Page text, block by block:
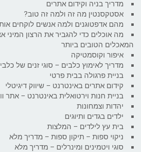
מדריך בניה וקידום אתרים
אסטקסנטין מה זה ולמה זה טוב?
מהם אדפטוגנים ולמה אנשים לוקחים
המאכלים הטובים ביותר
איפור וקוסמטיקה
מדריך לאימוץ כלבים – סוגי זנים של
בניית פרגולה בבית פרטי
קידום אתרים באינטרנט – שיווק דיגיטלי
בניית חנות וירטואלית באינטרנט – אתר
יהדות וצמחונות
ילדים בגדים ותיוגים
בית עץ לילדים – המלצות
ניקוי ספות – תיקון ספות – מדריך מלא
סוגי ויטמינים ומינרלים – מדריך מלא